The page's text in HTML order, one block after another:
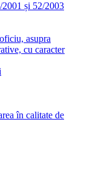
2001 și 52/2003
asupra
cu caracter
în calitate de